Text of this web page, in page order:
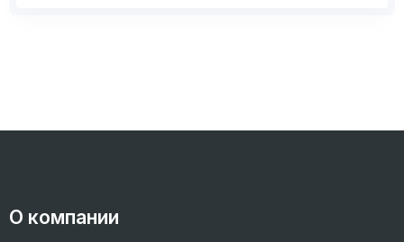
О компании